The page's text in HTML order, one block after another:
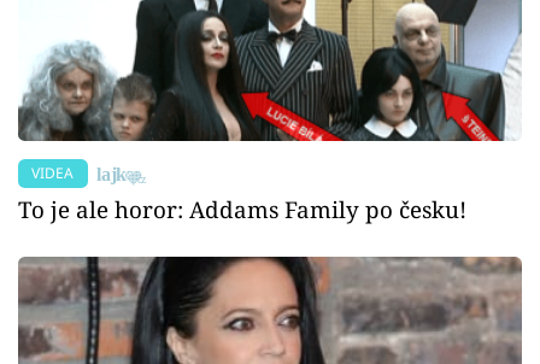
VIDEA
To je ale horor: Addams Family po česku!